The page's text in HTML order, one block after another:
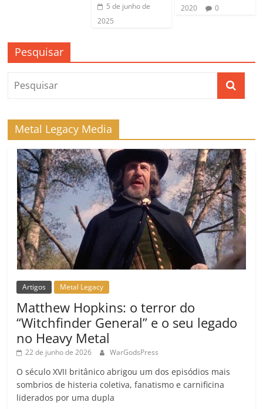
5 de junho de
2025
2020
0
Pesquisar
Metal Legacy Media
Artigos Metal Legacy
Matthew Hopkins: o terror do
“Witchfinder General” e o seu legado
no Heavy Metal
22 de junho de 2026 WarGodsPress
O século XVII britânico abrigou um dos episódios mais
sombrios de histeria coletiva, fanatismo e carnificina
liderados por uma dupla